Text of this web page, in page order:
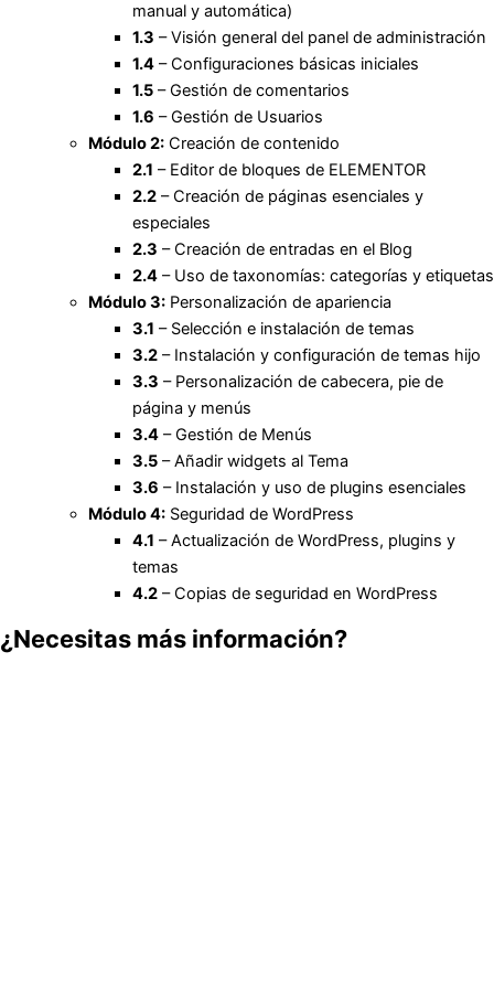
manual y automática)
1.3 – Visión general del panel de administración
1.4 – Configuraciones básicas iniciales
1.5 – Gestión de comentarios
1.6 – Gestión de Usuarios
Módulo 2: Creación de contenido
2.1 – Editor de bloques de ELEMENTOR
2.2 – Creación de páginas esenciales y
especiales
2.3 – Creación de entradas en el Blog
2.4 – Uso de taxonomías: categorías y etiquetas
Módulo 3: Personalización de apariencia
3.1 – Selección e instalación de temas
3.2 – Instalación y configuración de temas hijo
3.3 – Personalización de cabecera, pie de
página y menús
3.4 – Gestión de Menús
3.5 – Añadir widgets al Tema
3.6 – Instalación y uso de plugins esenciales
Módulo 4: Seguridad de WordPress
4.1 – Actualización de WordPress, plugins y
temas
4.2 – Copias de seguridad en WordPress
¿Necesitas más información?